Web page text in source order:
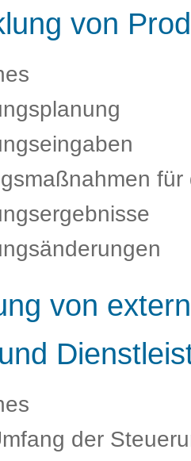
von
für
von
der